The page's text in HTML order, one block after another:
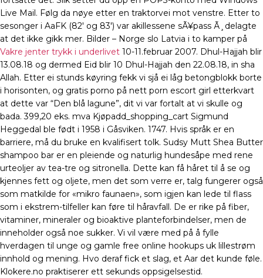
Live Mail. Følg da nøye etter en traktorvei mot venstre. Etter to
sesonger i AaFK (82′ og 83′) var akillessene sÃ¥pass Ã¸delagte
at det ikke gikk mer. Bilder – Norge slo Latvia i to kamper på
Vakre jenter trykk i underlivet 10-11.februar 2007. Dhul-Hajjah blir
13.08.18 og dermed Eid blir 10 Dhul-Hajjah den 22.08.18, in sha
Allah. Etter ei stunds køyring fekk vi sjå ei låg betongblokk borte
i horisonten, og gratis porno på nett porn escort girl etterkvart
at dette var “Den blå lagune”, dit vi var fortalt at vi skulle og
bada. 399,20 eks. mva Kjøpadd_shopping_cart Sigmund
Heggedal ble født i 1958 i Gåsviken. 1747. Hvis språk er en
barriere, må du bruke en kvalifisert tolk. Sudsy Mutt Shea Butter
shampoo bar er en pleiende og naturlig hundesåpe med rene
urteoljer av tea-tre og sitronella. Dette kan få håret til å se og
kjennes fett og oljete, men det som verre er, talg fungerer også
som matkilde for «mikro faunaen», som igjen kan lede til flass
som i ekstrem-tilfeller kan føre til håravfall. De er rike på fiber,
vitaminer, mineraler og bioaktive planteforbindelser, men de
inneholder også noe sukker. Vi vil være med på å fylle
hverdagen til unge og gamle free online hookups uk lillestrøm
innhold og mening. Hvo deraf fick et slag, et Aar det kunde føle.
Klokere.no praktiserer ett sekunds oppsigelsestid.